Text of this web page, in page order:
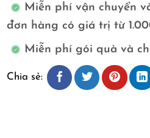
Miễn phí vận chuyển
đơn hàng có giá trị từ
Miễn phí gói quà và
Chia sẻ: